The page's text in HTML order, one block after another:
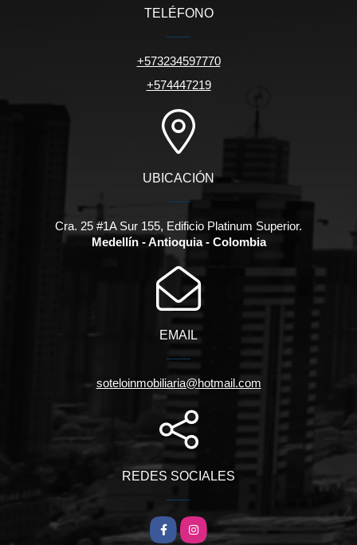
TELÉFONO
+573234597770
+574447219
UBICACIÓN
Cra. 25 #1A Sur 155, Edificio Platinum Superior.
Medellín - Antioquia - Colombia
EMAIL
soteloinmobiliaria@hotmail.com
REDES SOCIALES
FacebookInstagram